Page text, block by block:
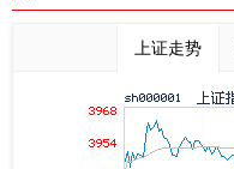
上证走势